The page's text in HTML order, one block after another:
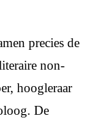
precies de
non-
hoogleraar
De